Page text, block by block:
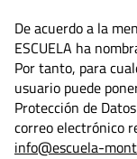
De acuerdo a la
ESCUELA ha
Por tanto, para
usuario puede
Protección de
correo electrónico
info@escuela-